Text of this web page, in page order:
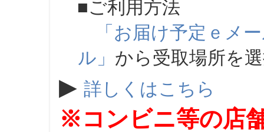
■ご利用方法
「お届け予定ｅメ
ル」 から受取場所を
▶ 詳しくはこちら
※コンビニ等の店